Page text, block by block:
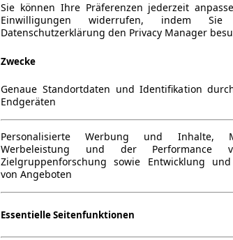
Sie können Ihre Präferenzen jederzeit
Einwilligungen widerrufen, indem
Datenschutzerklärung den Privacy Manager
Zwecke
Genaue Standortdaten und Identifikation
Endgeräten
Personalisierte Werbung und Inhalte,
Werbeleistung und der Performance
Zielgruppenforschung sowie Entwicklung und
von Angeboten
Essentielle Seitenfunktionen